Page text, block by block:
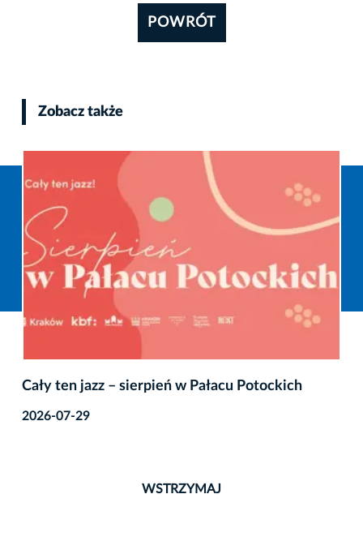
POWRÓT
Zobacz także
Cały ten jazz – sierpień w Pałacu Potockich
2026-07-29
WSTRZYMAJ